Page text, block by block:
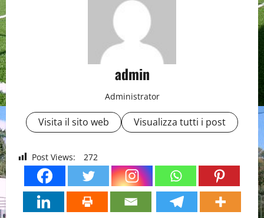
admin
Administrator
Visita il sito web Visualizza tutti i post
Post Views: 272